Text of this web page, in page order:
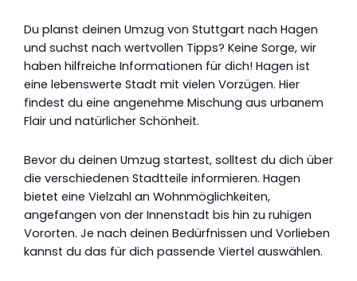
Du planst deinen Umzug von Stuttgart nach Hagen
und suchst nach wertvollen Tipps? Keine Sorge, wir
haben hilfreiche Informationen für dich! Hagen ist
eine lebenswerte Stadt mit vielen Vorzügen. Hier
findest du eine angenehme Mischung aus urbanem
Flair und natürlicher Schönheit.
Bevor du deinen Umzug startest, solltest du dich über
die verschiedenen Stadtteile informieren. Hagen
bietet eine Vielzahl an Wohnmöglichkeiten,
angefangen von der Innenstadt bis hin zu ruhigen
Vororten. Je nach deinen Bedürfnissen und Vorlieben
kannst du das für dich passende Viertel auswählen.